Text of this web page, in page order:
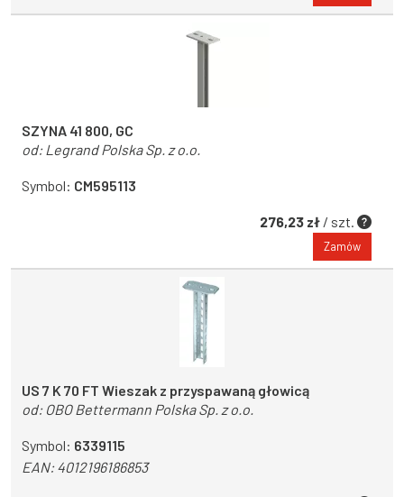
SZYNA 41 800, GC
od: Legrand Polska Sp. z o.o.
Symbol: CM595113
276,23 zł / szt.
Zamów
US 7 K 70 FT Wieszak z przyspawaną głowicą
od: OBO Bettermann Polska Sp. z o.o.
Symbol: 6339115
EAN:4012196186853